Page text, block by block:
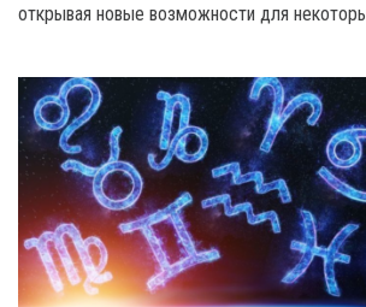
открывая новые возможности для